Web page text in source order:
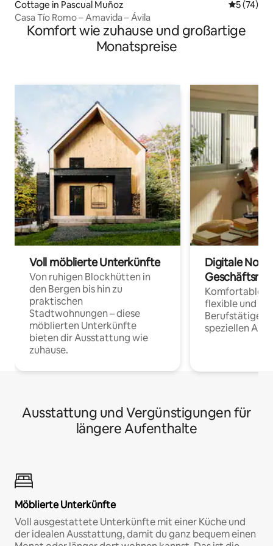
Cottage in Pascual Muñoz
5 (74)
Casa Tío Romo – Amavida – Ávila
Komfort wie zuhause und großartige
Monatspreise
Voll möblierte Unterkünfte
Von ruhigen Blockhütten in
den Bergen bis hin zu
praktischen
Stadtwohnungen – diese
möblierten Unterkünfte
bieten dir Ausstattung wie
zuhause.
Digitale
Komfortable
flexible und
Berufstätige
speziellen
Ausstattung und Vergünstigungen für
längere Aufenthalte
Möblierte Unterkünfte
Voll ausgestattete Unterkünfte mit einer Küche und
der idealen Ausstattung, damit du ganz bequem einen